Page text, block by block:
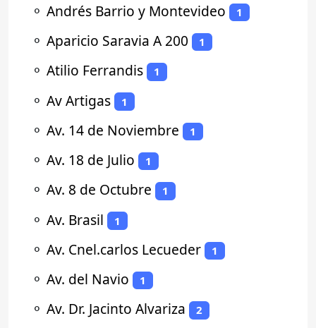
⚬ Andrés Barrio y Montevideo 1
⚬ Aparicio Saravia A 200 1
⚬ Atilio Ferrandis 1
⚬ Av Artigas 1
⚬ Av. 14 de Noviembre 1
⚬ Av. 18 de Julio 1
⚬ Av. 8 de Octubre 1
⚬ Av. Brasil 1
⚬ Av. Cnel.carlos Lecueder 1
⚬ Av. del Navio 1
⚬ Av. Dr. Jacinto Alvariza 2